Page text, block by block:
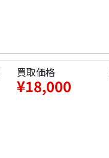
買取価格
¥18,000